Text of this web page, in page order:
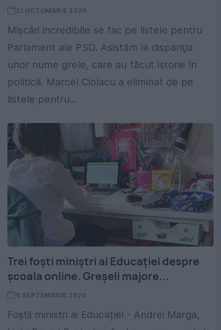
21 OCTOMBRIE 2020
Mişcări incredibile se fac pe listele pentru
Parlament ale PSD. Asistăm la dispariţia
unor nume grele, care au făcut istorie în
politică. Marcel Ciolacu a eliminat de pe
listele pentru...
Trei foști miniștri ai Educației despre
școala online. Greșeli majore...
9 SEPTEMBRIE 2020
Foștii ministri ai Educației - Andrei Marga,